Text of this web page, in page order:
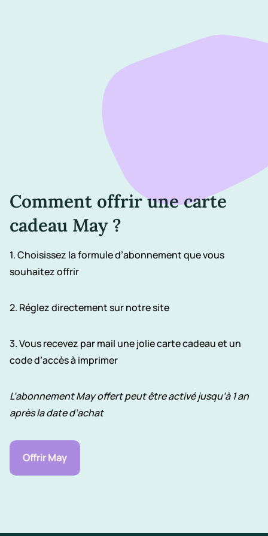
Comment offrir une carte
cadeau May ?
1.Choisissez la formule d’abonnement que vous
souhaitez offrir
2. Réglez directement sur notre site
3.Vous recevez par mail une jolie carte cadeau et un
code d’accès à imprimer
L’abonnement May offert peut être activé jusqu’à 1 an
après la date d’achat
Offrir May